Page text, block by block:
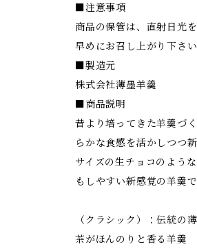
■注意事項
商品の保管は、直射日光
早めにお召し上がり下さい
■製造元
株式会社薄墨羊羹
■商品説明
昔より培ってきた羊羹づ
らかな食感を活かしつつ
サイズの生チョコのよう
もしやすい新感覚の羊羹で
（クラシック）：伝統の
茶がほんのりと香る羊羹